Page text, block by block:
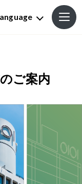
ご案内